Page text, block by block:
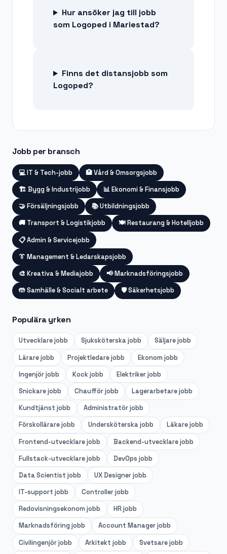
Hur ansöker jag till jobb
som Logoped i Mariestad?
Finns det distansjobb som
Logoped?
Jobb per bransch
💻IT & Tech-jobb 🏥Vård & Omsorgsjobb
🏗️ Bygg & Industrijobb 📊Ekonomi & Finansjobb
🤝Försäljningsjobb 📚Utbildningsjobb
🚚 Transport & Logistikjobb 🍽️Restaurang & Hotelljobb
📋Admin & Servicejobb
👔 Management & Ledarskapsjobb
🎨 Kreativa & Mediajobb 📢Marknadsföringsjobb
🤲Samhälle & Socialt arbete 🛡️Säkerhetsjobb
Populära yrken
Utvecklarejobb Sjuksköterskajobb Säljarejobb
Lärarejobb Projektledarejobb Ekonom jobb
Ingenjörjobb Kockjobb Elektrikerjobb
Snickarejobb Chaufförjobb Lagerarbetarejobb
Kundtjänst jobb Administratörjobb
Förskollärarejobb Undersköterskajobb Läkarejobb
Frontend-utvecklarejobb Backend-utvecklarejobb
Fullstack-utvecklarejobb DevOps jobb
Data Scientist jobb UX Designerjobb
IT-support jobb Controllerjobb
Redovisningsekonom jobb HR jobb
Marknadsföring jobb Account Managerjobb
Civilingenjörjobb Arkitekt jobb Svetsarejobb